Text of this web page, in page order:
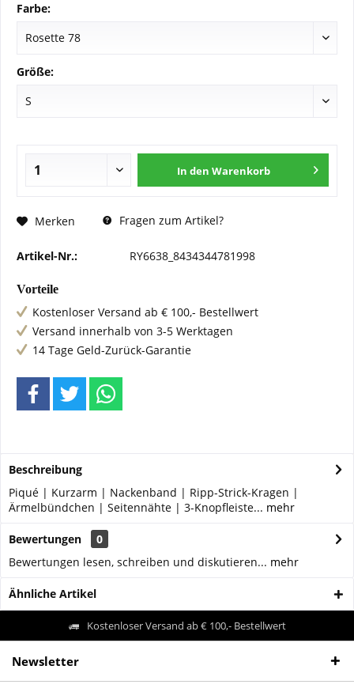
Farbe:
Größe:
In den Warenkorb
Merken Fragen zum Artikel?
Artikel-Nr.: RY6638_8434344781998
Vorteile
Kostenloser Versand ab € 100,- Bestellwert
Versand innerhalb von 3-5 Werktagen
14 Tage Geld-Zurück-Garantie
Beschreibung
Piqué | Kurzarm | Nackenband | Ripp-Strick-Kragen |
Ärmelbündchen | Seitennähte | 3-Knopfleiste... mehr
Bewertungen
0
Bewertungen lesen, schreiben und diskutieren... mehr
Ähnliche Artikel
Kostenloser Versand ab € 100,- Bestellwert
Newsletter